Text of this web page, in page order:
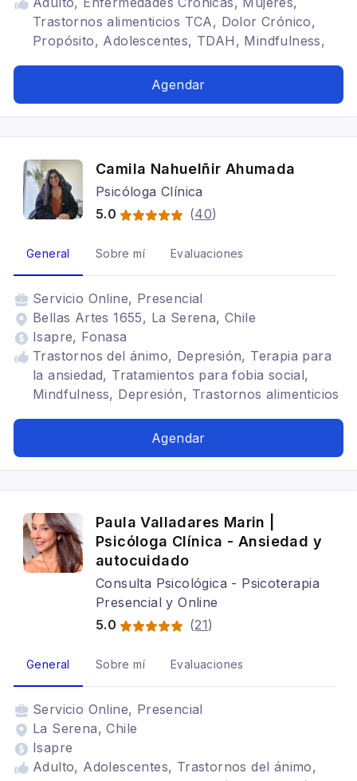
Trastornos alimenticios TCA, Dolor Crónico,
Propósito, Adolescentes, TDAH, Mindfulness,
ansiedad, DepresiónAgendar
Camila Nahuelñir Ahumada
Psicóloga Clínica
5.0
(40)
General Sobre mí Evaluaciones
Servicio Online, Presencial
Bellas Artes 1655, La Serena, Chile
Isapre, Fonasa
Trastornos del ánimo, Depresión, Terapia para
la ansiedad, Tratamientos para fobia social,
Mindfulness, Depresión, Trastornos alimenticios
postraumático, TDAHAgendar
Paula Valladares Marin |
Psicóloga Clínica - Ansiedad y
autocuidado
Consulta Psicológica - Psicoterapia
Presencial y Online
5.0
(21)
General Sobre mí Evaluaciones
Servicio Online, Presencial
La Serena, Chile
Isapre
Adulto, Adolescentes, Trastornos del ánimo,